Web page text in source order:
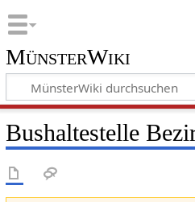
MünsterWiki
Bushaltestelle